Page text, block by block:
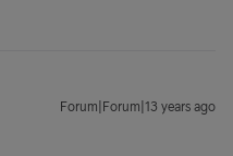
Forum|Forum|13 years ago